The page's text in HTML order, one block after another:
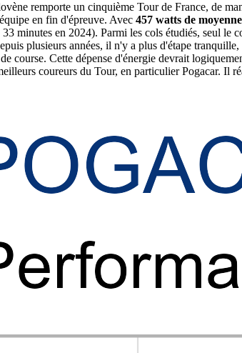
remporte un cinquième Tour de France, de
en fin d'épreuve. Avec 457 watts de
minutes en 2024). Parmi les cols étudiés, seul le
plusieurs années, il n'y a plus d'étape
course. Cette dépense d'énergie devrait
coureurs du Tour, en particulier Pogacar. Il